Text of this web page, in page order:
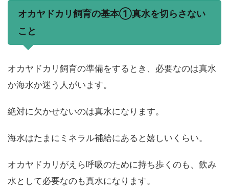
オカヤドカリ飼育の基本①真水を切らさない
こと
オカヤドカリ飼育の準備をするとき、必要なのは真水
か海水か迷う人がいます。
絶対に欠かせないのは真水になります。
海水はたまにミネラル補給にあると嬉しいくらい。
オカヤドカリがえら呼吸のために持ち歩くのも、飲み
水として必要なのも真水になります。